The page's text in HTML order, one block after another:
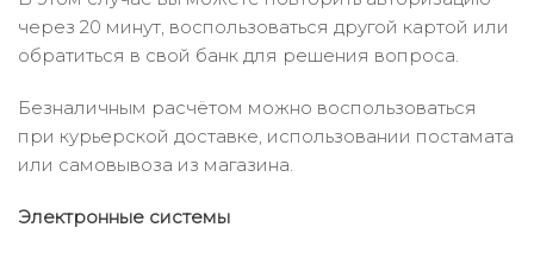
через 20 минут, воспользоваться другой картой или
обратиться в свой банк для решения вопроса.
Безналичным расчётом можно воспользоваться
при курьерской доставке, использовании постамата
или самовывоза из магазина.
Электронные системы